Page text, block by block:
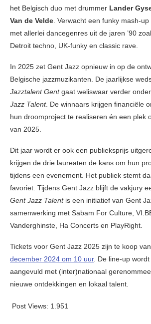
het Belgisch duo met drummer Lander
Van de Velde . Verwacht een funky mash-
met allerlei dancegenres uit de jaren ’90
Detroit techno, UK-funky en classic rave.
In 2025 zet Gent Jazz opnieuw in op de
Belgische jazzmuzikanten. De jaarlijkse
Jazztalent Gentgaat weliswaar verder
Jazz Talent. De winnaars krijgen financiële
hun droomproject te realiseren én een plek
van 2025.
Dit jaar wordt er ook een publieksprijs
krijgen de drie laureaten de kans om hun
tijdens een evenement. Het publiek stemt
favoriet. Tijdens Gent Jazz blijft de vakjury
Gent Jazz Talentis een initiatief van Gent
samenwerking met Sabam For Culture,
Vanderghinste, Ha Concerts en PlayRight.
Tickets voor Gent Jazz 2025 zijn te koop
december 2024 om 10 uur. De line-up
aangevuld met (inter)nationaal
nieuwe ontdekkingen en lokaal talent.
Post Views: 1.951